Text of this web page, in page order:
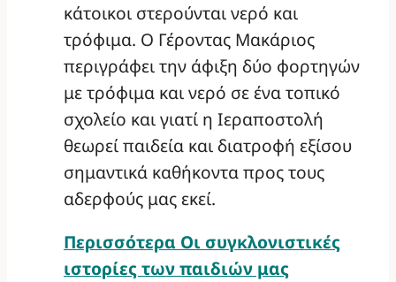
κάτοικοι στερούνται νερό και
τρόφιμα. Ο Γέροντας Μακάριος
περιγράφει την άφιξη δύο φορτηγών
με τρόφιμα και νερό σε ένα τοπικό
σχολείο και γιατί η Ιεραποστολή
θεωρεί παιδεία και διατροφή εξίσου
σημαντικά καθήκοντα προς τους
αδερφούς μας εκεί.
Περισσότερα Οι συγκλονιστικές
ιστορίες των παιδιών μας